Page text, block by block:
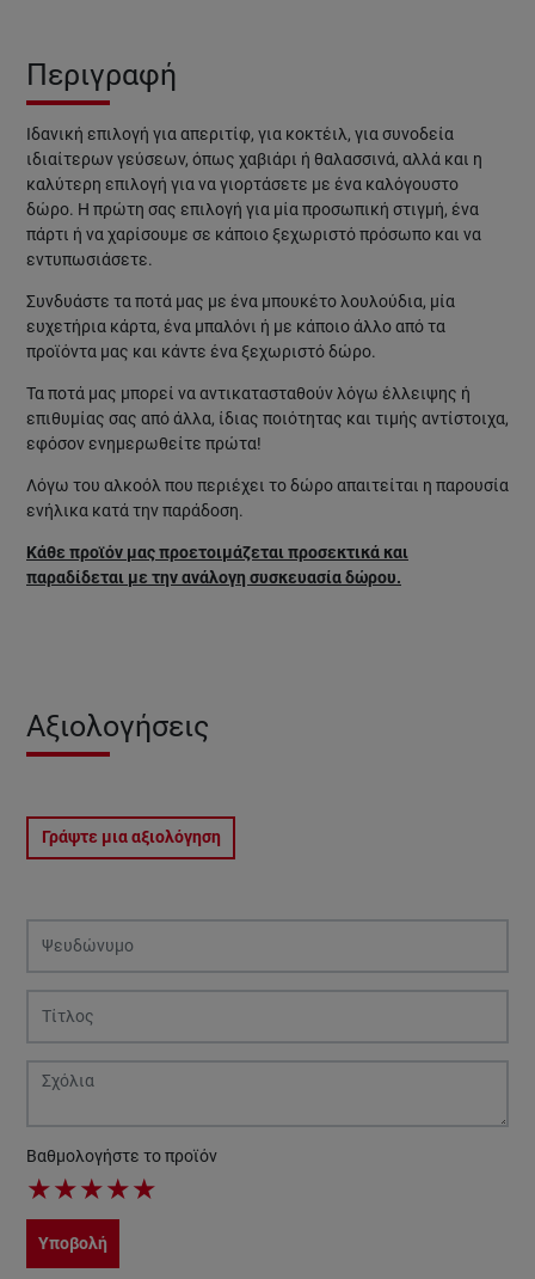
Περιγραφή
Ιδανική επιλογή για απεριτίφ, για κοκτέιλ, για συνοδεία
ιδιαίτερων γεύσεων, όπως χαβιάρι ή θαλασσινά, αλλά και η
καλύτερη επιλογή για να γιορτάσετε με ένα καλόγουστο
δώρο. Η πρώτη σας επιλογή για μία προσωπική στιγμή, ένα
πάρτι ή να χαρίσουμε σε κάποιο ξεχωριστό πρόσωπο και να
εντυπωσιάσετε.
Συνδυάστε τα ποτά μας με ένα μπουκέτο λουλούδια, μία
ευχετήρια κάρτα, ένα μπαλόνι ή με κάποιο άλλο από τα
προϊόντα μας και κάντε ένα ξεχωριστό δώρο.
Τα ποτά μας μπορεί να αντικατασταθούν λόγω έλλειψης ή
επιθυμίας σας από άλλα, ίδιας ποιότητας και τιμής αντίστοιχα,
εφόσον ενημερωθείτε πρώτα!
Λόγω του αλκοόλ που περιέχει το δώρο απαιτείται η παρουσία
ενήλικα κατά την παράδοση.
Κάθε προϊόν μας προετοιμάζεται προσεκτικά και
παραδίδεται με την ανάλογη συσκευασία δώρου.
Αξιολογήσεις
Γράψτε μια αξιολόγηση
Βαθμολογήστε το προϊόν
★★★★★
Υποβολή